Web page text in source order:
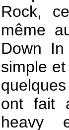
Rock,
même
Down
simple
ont fait
heavy